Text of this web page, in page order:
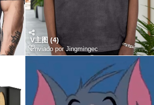
V主图 (4)
Enviado porJingmingec